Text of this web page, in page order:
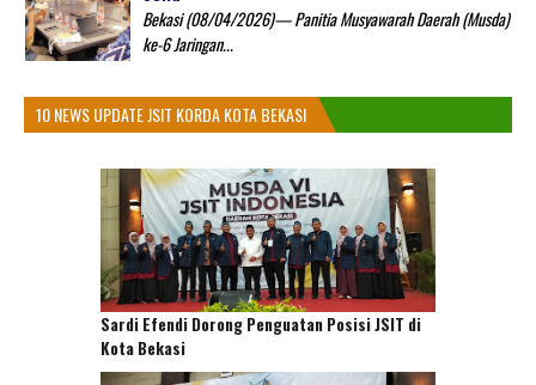
Bekasi (08/04/2026)— Panitia Musyawarah Daerah (Musda)
ke-6 Jaringan...
10 NEWS UPDATE JSIT KORDA KOTA BEKASI
Sardi Efendi Dorong Penguatan Posisi JSIT di
Kota Bekasi